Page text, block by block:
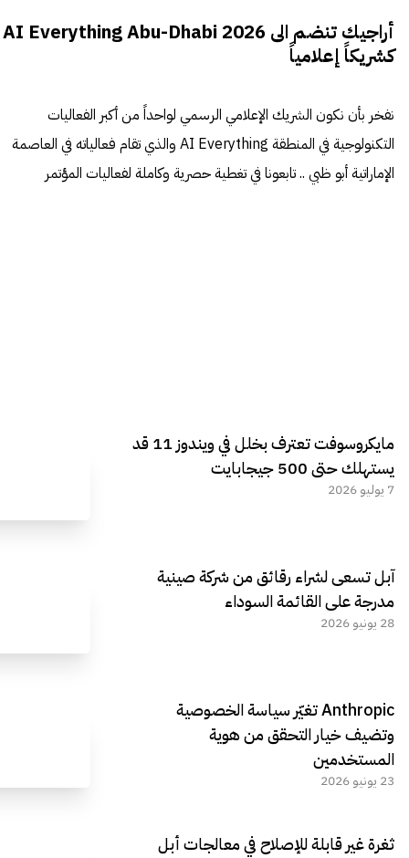
أراجيك تنضم الى AI Everything Abu-Dhabi 2026
كشريكاً إعلامياً
نفخر بأن نكون الشريك الإعلامي الرسمي لواحداً من أكبر الفعاليات
التكنولوجية في المنطقة AI Everything والذي تقام فعالياته في العاصمة
الإماراتية أبو ظبي .. تابعونا في تغطية حصرية وكاملة لفعاليات المؤتمر
مايكروسوفت تعترف بخلل في ويندوز 11 قد
يستهلك حتى 500 جيجابايت
7 يوليو 2026
آبل تسعى لشراء رقائق من شركة صينية
مدرجة على القائمة السوداء
28 يونيو 2026
Anthropic تغيّر سياسة الخصوصية
وتضيف خيار التحقق من هوية
المستخدمين
23 يونيو 2026
ثغرة غير قابلة للإصلاح في معالجات أبل